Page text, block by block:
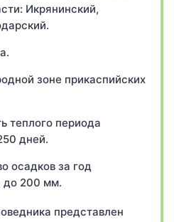
Икрянинский,
зоне прикаспийских
теплого периода
дней.
осадков за год
до 200 мм.
представлен